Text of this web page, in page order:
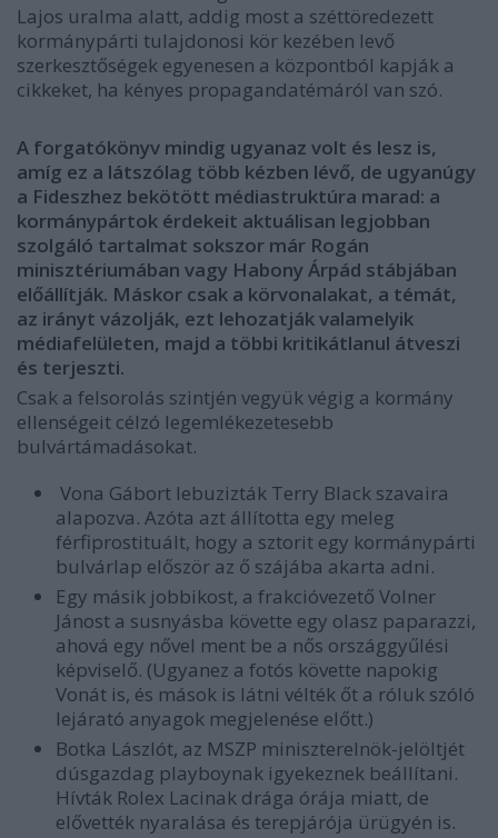
Lajos uralma alatt, addig most a széttöredezett
kormánypárti tulajdonosi kör kezében levő
szerkesztőségek egyenesen a központból kapják a
cikkeket, ha kényes propagandatémáról van szó.
A forgatókönyv mindig ugyanaz volt és lesz is,
amíg ez a látszólag több kézben lévő, de ugyanúgy
a Fideszhez bekötött médiastruktúra marad: a
kormánypártok érdekeit aktuálisan legjobban
szolgáló tartalmat sokszor már Rogán
minisztériumában vagy Habony Árpád stábjában
előállítják. Máskor csak a körvonalakat, a témát,
az irányt vázolják, ezt lehozatják valamelyik
médiafelületen, majd a többi kritikátlanul átveszi
és terjeszti.
Csak a felsorolás szintjén vegyük végig a kormány
ellenségeit célzó legemlékezetesebb
bulvártámadásokat.
Vona Gábort lebuzizták Terry Black szavaira
alapozva. Azóta azt állította egy meleg
férfiprostituált, hogy a sztorit egy kormánypárti
bulvárlap először az ő szájába akarta adni.
Egy másik jobbikost, a frakcióvezető Volner
Jánost a susnyásba követte egy olasz paparazzi,
ahová egy nővel ment be a nős országgyűlési
képviselő. (Ugyanez a fotós követte napokig
Vonát is, és mások is látni vélték őt a róluk szóló
lejárató anyagok megjelenése előtt.)
Botka Lászlót, az MSZP miniszterelnök-jelöltjét
dúsgazdag playboynak igyekeznek beállítani.
Hívták Rolex Lacinak drága órája miatt, de
elővették nyaralása és terepjárója ürügyén is.